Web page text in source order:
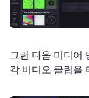
각 비디오 클립을